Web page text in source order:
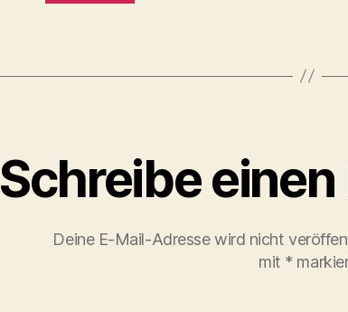
Schreibe
Deine E-Mail-Adresse wird nicht
mit *